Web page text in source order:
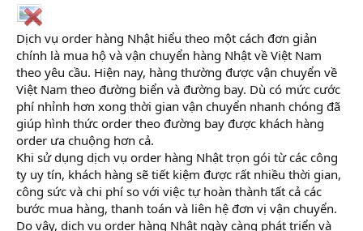
Dịch vụ order hàng Nhật hiểu theo một cách đơn giản
chính là mua hộ và vận chuyển hàng Nhật về Việt Nam
theo yêu cầu. Hiện nay, hàng thường được vận chuyển về
Việt Nam theo đường biển và đường bay. Dù có mức cước
phí nhỉnh hơn xong thời gian vận chuyển nhanh chóng đã
giúp hình thức order theo đường bay được khách hàng
order ưa chuộng hơn cả.
Khi sử dụng dịch vụ order hàng Nhật trọn gói từ các công
ty uy tín, khách hàng sẽ tiết kiệm được rất nhiều thời gian,
công sức và chi phí so với việc tự hoàn thành tất cả các
bước mua hàng, thanh toán và liên hệ đơn vị vận chuyển.
Do vậy, dịch vụ order hàng Nhật ngày càng phát triển và